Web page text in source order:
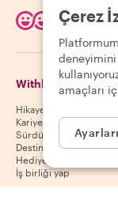
Withlocals
Hikayemiz
Kariyer
Sürdürülebilirlik
Destinasyonlar
Hediye kuponları
İş birliği yap
Çerez
amaçları